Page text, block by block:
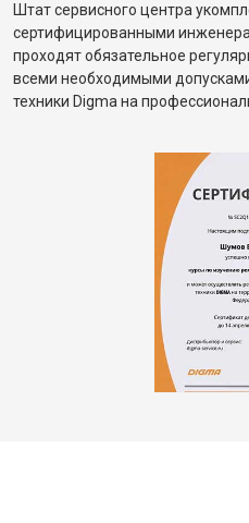
Штат сервисного центра
сертифицированными
проходят обязательное
всеми необходимыми
техники Digma на